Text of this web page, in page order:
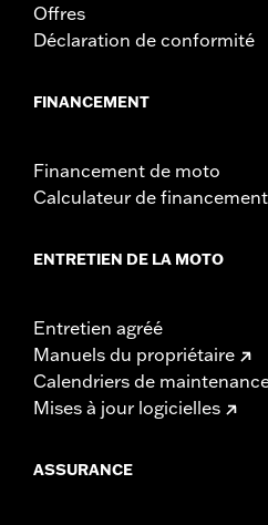
Offres
Déclaration de conformité
FINANCEMENT
Financement de moto
Calculateur de financement
ENTRETIEN DE LA MOTO
Entretien agréé
Manuels du propriétaire
Calendriers de
Mises à jour logicielles
ASSURANCE